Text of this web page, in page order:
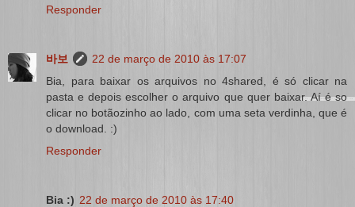
Responder
바보
22 de março de 2010 às 17:07
Bia, para baixar os arquivos no 4shared, é só clicar na
pasta e depois escolher o arquivo que quer baixar. Aí é so
clicar no botãozinho ao lado, com uma seta verdinha, que é
o download. :)
Responder
Bia :) 22 de março de 2010 às 17:40